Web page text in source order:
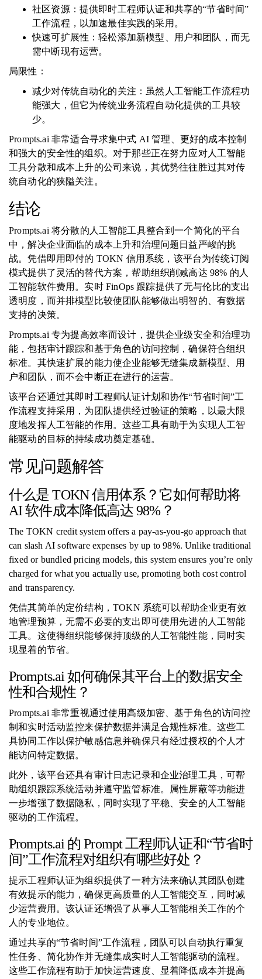
社区资源：提供即时工程师认证和共享的“节省时间”
工作流程，以加速最佳实践的采用。
快速可扩展性：轻松添加新模型、用户和团队，而无
需中断现有运营。
局限性：
减少对传统自动化的关注：虽然人工智能工作流程功
能强大，但它为传统业务流程自动化提供的工具较
少。
Prompts.ai 非常适合寻求集中式 AI 管理、更好的成本控制
和强大的安全性的组织。对于那些正在努力应对人工智能
工具分散和成本上升的公司来说，其优势往往胜过其对传
统自动化的狭隘关注。
结论
Prompts.ai 将分散的人工智能工具整合到一个简化的平台
中，解决企业面临的成本上升和治理问题日益严峻的挑
战。凭借即用即付的 TOKN 信用系统，该平台为传统订阅
模式提供了灵活的替代方案，帮助组织削减高达 98% 的人
工智能软件费用。实时 FinOps 跟踪提供了无与伦比的支出
透明度，而并排模型比较使团队能够做出明智的、有数据
支持的决策。
Prompts.ai 专为提高效率而设计，提供企业级安全和治理功
能，包括审计跟踪和基于角色的访问控制，确保符合组织
标准。其快速扩展的能力使企业能够无缝集成新模型、用
户和团队，而不会中断正在进行的运营。
该平台还通过其即时工程师认证计划和协作“节省时间”工
作流程支持采用，为团队提供经过验证的策略，以最大限
度地发挥人工智能的作用。这些工具有助于为实现人工智
能驱动的目标的持续成功奠定基础。
常见问题解答
什么是 TOKN 信用体系？它如何帮助将
AI 软件成本降低高达 98%？
The TOKN credit system offers a pay-as-you-go approach that
can slash AI software expenses by up to 98%. Unlike traditional
fixed or bundled pricing models, this system ensures you’re only
charged for what you actually use, promoting both cost control
and transparency.
凭借其简单的定价结构，TOKN 系统可以帮助企业更有效
地管理预算，无需不必要的支出即可使用先进的人工智能
工具。这使得组织能够保持顶级的人工智能性能，同时实
现显着的节省。
Prompts.ai 如何确保其平台上的数据安全
性和合规性？
Prompts.ai 非常重视通过使用高级加密、基于角色的访问控
制和实时活动监控来保护数据并满足合规性标准。这些工
具协同工作以保护敏感信息并确保只有经过授权的个人才
能访问特定数据。
此外，该平台还具有审计日志记录和企业治理工具，可帮
助组织跟踪系统活动并遵守监管​​标准。属性屏蔽等功能进
一步增强了数据隐私，同时实现了平稳、安全的人工智能
驱动的工作流程。
Prompts.ai 的 Prompt 工程师认证和“节省时
间”工作流程对组织有哪些好处？
提示工程师认证为组织提供了一种方法来确认其团队创建
有效提示的能力，确保更高质量的人工智能交互，同时减
少运营费用。该认证还增强了从事人工智能相关工作的个
人的专业地位。
通过共享的“节省时间”工作流程，团队可以自动执行重复
性任务、简化协作并无缝集成实时人工智能驱动的流程。
这些工作流程有助于加快运营速度、显着降低成本并提高